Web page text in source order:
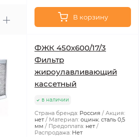
В корзину
ФЖК 450х600/17/3
Фильтр
жироулавливающий
кассетный
в наличии
Страна бренда: Россия
Акция:
нет
Материал: оцинк. сталь 0,5
мм
Предоплата: нет
Распродажа: Нет